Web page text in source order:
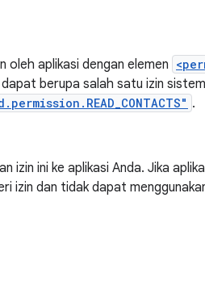
oleh aplikasi dengan elemen
berupa salah satu izin
.
izin ini ke aplikasi Anda. Jika
izin dan tidak dapat